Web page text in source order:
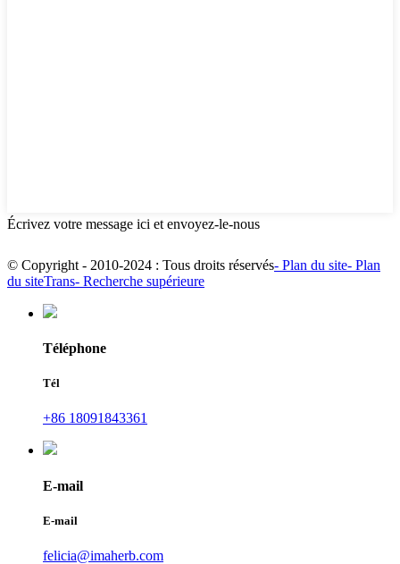
Écrivez votre message ici et envoyez-le-nous
© Copyright - 2010-2024 : Tous droits réservés- Plan du site- Plan
du siteTrans- Recherche supérieure
Téléphone
Tél
+86 18091843361
E-mail
E-mail
felicia@imaherb.com